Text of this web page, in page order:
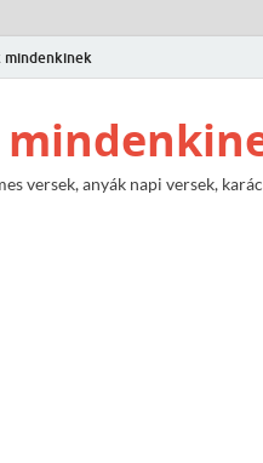
mindenkinek
versek, anyák napi versek,